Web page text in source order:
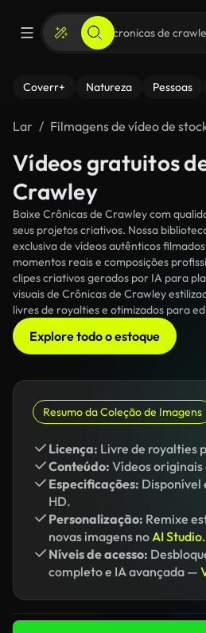
Coverr+ Natureza Pessoas
Lar Filmagens de vídeo de
Vídeos gratuitos
Crawley
Baixe Crônicas de Crawley com
seus projetos criativos. Nossa
exclusiva de vídeos autênticos
momentos reais e composições
clipes criativos gerados por IA para
visuais de Crônicas de Crawley
livres de royalties e otimizados para
Explore todo o estoque
Resumo da Coleção de Imagens
Licença: Livre de royalties
Conteúdo: Vídeos originais
Especificações: Disponível
HD.
Personalização: Remixe
novas imagens noAI Studio.
Níveis de acesso:
completo e IA avançada —